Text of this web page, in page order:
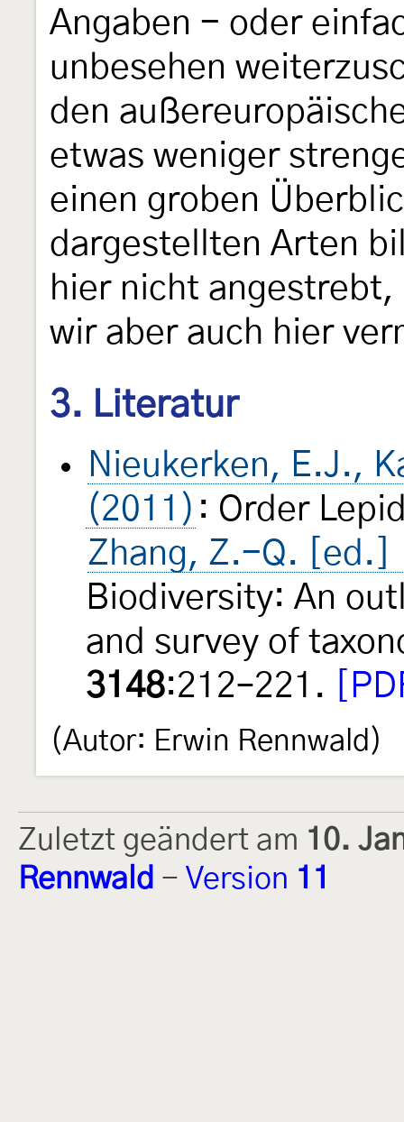
Angaben - oder
unbesehen
den
etwas weniger
einen groben
dargestellten Arten
hier nicht
wir aber auch hier
3. Literatur
Nieukerken, E.J.,
(2011) : Order
Zhang, Z.-Q. [ed.]
Biodiversity: An
and survey of
3148:212–221.
(Autor: Erwin Rennwald)
Zuletzt geändert am 10.
Rennwald - Version 11